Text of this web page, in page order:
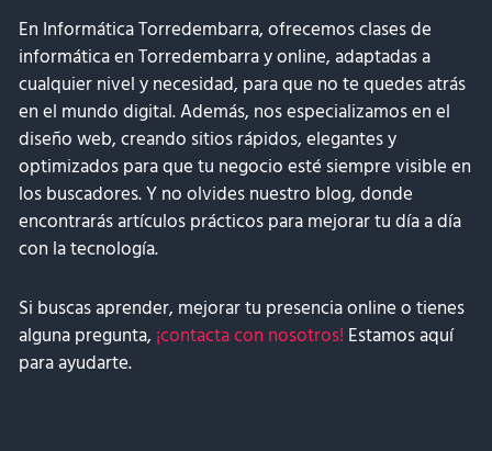
En Informática Torredembarra, ofrecemos clases de
informática en Torredembarra y online, adaptadas a
cualquier nivel y necesidad, para que no te quedes atrás
en el mundo digital. Además, nos especializamos en el
diseño web, creando sitios rápidos, elegantes y
optimizados para que tu negocio esté siempre visible en
los buscadores. Y no olvides nuestro blog, donde
encontrarás artículos prácticos para mejorar tu día a día
con la tecnología.
Si buscas aprender, mejorar tu presencia online o tienes
alguna pregunta, ¡contacta con nosotros! Estamos aquí
para ayudarte.